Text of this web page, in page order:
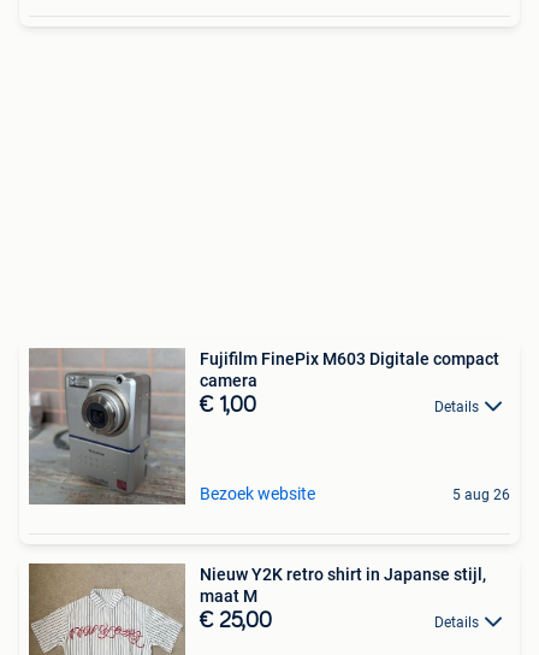
Fujifilm FinePix M603 Digitale compact
camera
€ 1,00 Details
Bezoek website 5 aug 26
Nieuw Y2K retro shirt in Japanse stijl,
maat M
€ 25,00 Details